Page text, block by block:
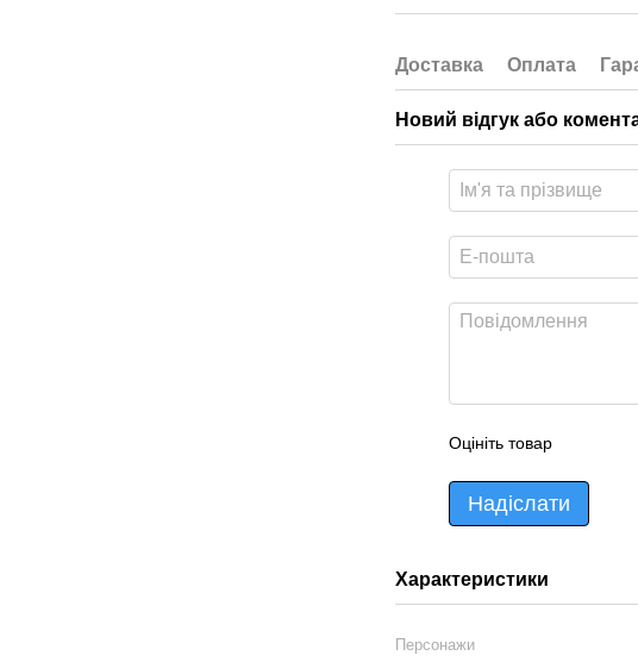
Доставка Оплата
Новий відгук або
Оцініть товар
Надіслати
Характеристики
Персонажи